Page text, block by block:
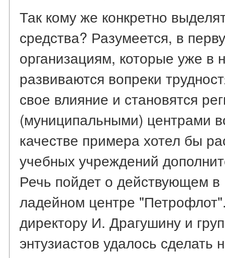
Так кому же конкретно
средства? Разумеется, в
организациям, которые уже в
развиваются вопреки
свое влияние и становятся
(муниципальными) центрами
качестве примера хотел бы
учебных учреждений
Речь пойдет о действующем
ладейном центре
директору И. Драгушину и
энтузиастов удалось